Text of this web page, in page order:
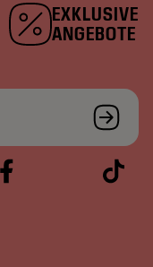
EXKLUSIVE
ANGEBOTE